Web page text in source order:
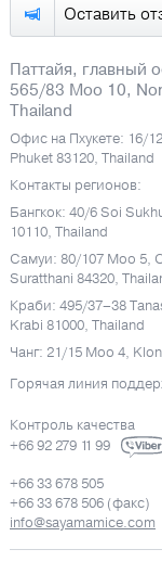
Оставить
Паттайя, главный
565/83 Moo 10,
Thailand
Офис на Пхукете: 16/
Phuket 83120, Thailand
Контакты регионов:
Бангкок: 40/6 Soi
10110, Thailand
Самуи: 80/107 Moo 5,
Suratthani 84320,
Краби: 495/37–38
Krabi 81000, Thailand
Чанг: 21/15 Moo 4,
Горячая линия
Контроль качества
+66 92 279 11 99
+66 33 678 505
+66 33 678 506 (факс)
info@sayamamice.com